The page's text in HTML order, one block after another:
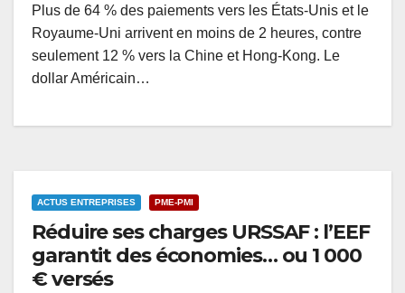
Plus de 64 % des paiements vers les États-Unis et le
Royaume-Uni arrivent en moins de 2 heures, contre
seulement 12 % vers la Chine et Hong-Kong. Le
dollar Américain…
ACTUS ENTREPRISES PME-PMI
Réduire ses charges URSSAF : l’EEF
garantit des économies… ou 1 000
€ versés